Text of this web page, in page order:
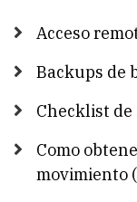
Acceso
Backups de
Checklist de
Como
movimiento